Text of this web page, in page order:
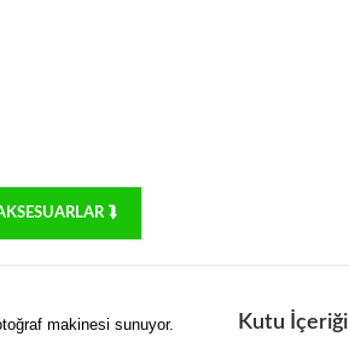
⮯
makinesi sunuyor. Kutu İçeriği